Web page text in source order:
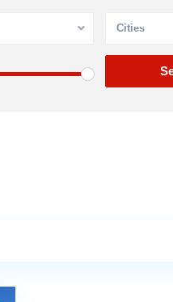
Cities